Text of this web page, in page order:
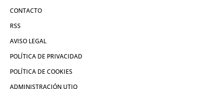
CONTACTO
RSS
AVISO LEGAL
POLÍTICA DE PRIVACIDAD
POLÍTICA DE COOKIES
ADMINISTRACIÓN UTIQ